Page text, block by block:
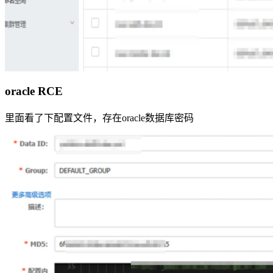
oracle RCE
里面看了下配置文件，存在oracle数据库密码